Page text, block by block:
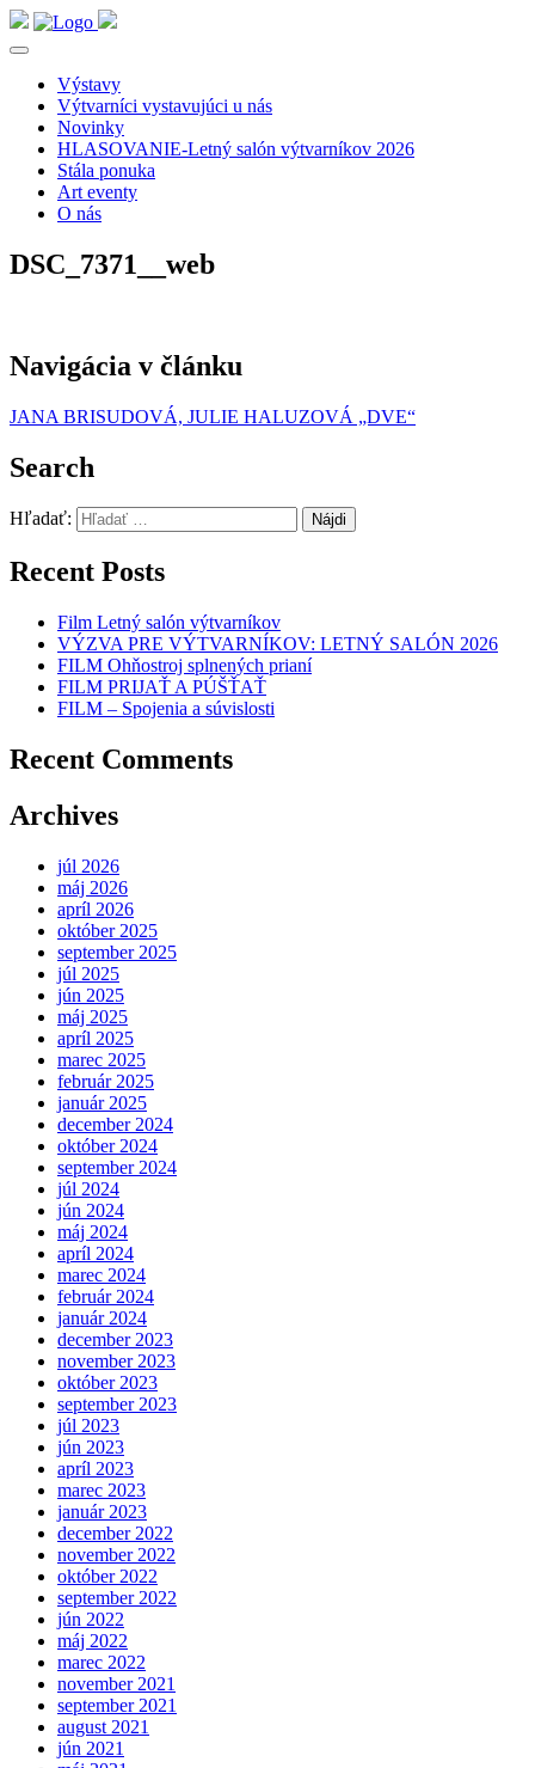
Výstavy
Výtvarníci vystavujúci u nás
Novinky
HLASOVANIE-Letný salón výtvarníkov 2026
Stála ponuka
Art eventy
O nás
DSC_7371__web
Navigácia v článku
JANA BRISUDOVÁ, JULIE HALUZOVÁ „DVE“
Search
Hľadať:
Recent Posts
Film Letný salón výtvarníkov
VÝZVA PRE VÝTVARNÍKOV: LETNÝ SALÓN 2026
FILM Ohňostroj splnených prianí
FILM PRIJAŤ A PÚŠŤAŤ
FILM – Spojenia a súvislosti
Recent Comments
Archives
júl 2026
máj 2026
apríl 2026
október 2025
september 2025
júl 2025
jún 2025
máj 2025
apríl 2025
marec 2025
február 2025
január 2025
december 2024
október 2024
september 2024
júl 2024
jún 2024
máj 2024
apríl 2024
marec 2024
február 2024
január 2024
december 2023
november 2023
október 2023
september 2023
júl 2023
jún 2023
apríl 2023
marec 2023
január 2023
december 2022
november 2022
október 2022
september 2022
jún 2022
máj 2022
marec 2022
november 2021
september 2021
august 2021
jún 2021